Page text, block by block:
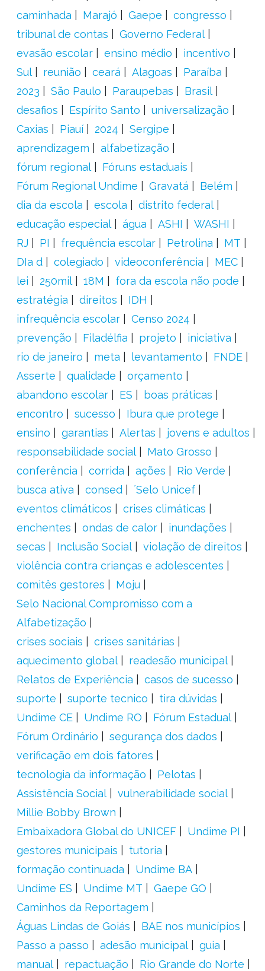
caminhada
Marajó Gaepe
congresso
tribunal de contas
Governo Federal
evasão escolar
ensino médio
incentivo
Sul
reunião ceará Alagoas
Paraíba
2023
São Paulo Paraupebas
Brasil
desafios
Espírito Santo
universalização
Caxias
Piauí 2024
Sergipe
aprendizagem
alfabetização
fórum regional
Fóruns estaduais
Fórum Regional Undime
Gravatá
Belém
dia da escola
escola
distrito federal
educação especial
água ASHI
WASHI
RJ
PI frequência escolar Petrolina
MT
DIa d
colegiado videoconferência
MEC
lei
250mil 18M
fora da escola não pode
estratégia
direitos
IDH
infrequência escolar
Censo 2024
prevenção
Filadélfia projeto
iniciativa
rio de janeiro
meta levantamento
FNDE
Asserte
qualidade
orçamento
abandono escolar
ES
boas práticas
encontro
sucesso
Ibura que protege
ensino
garantias Alertas
jovens e adultos
responsabilidade social
Mato Grosso
conferência
corrida ações
Rio Verde
busca ativa
consed
´Selo Unicef
eventos climáticos
crises climáticas
enchentes
ondas de calor
inundações
secas
Inclusão Social
violação de direitos
violência contra crianças e adolescentes
comitês gestores
Moju
Selo Nacional Compromisso com a
Alfabetização
crises sociais
crises sanitárias
aquecimento global
readesão municipal
Relatos de Experiência
casos de sucesso
suporte
suporte tecnico
tira dúvidas
Undime CE
Undime RO
Fórum Estadual
Fórum Ordinário
segurança dos dados
verificação em dois fatores
tecnologia da informação
Pelotas
Assistência Social
vulnerabilidade social
Millie Bobby Brown
Embaixadora Global do UNICEF
Undime PI
gestores municipais
tutoria
formação continuada
Undime BA
Undime ES
Undime MT
Gaepe GO
Caminhos da Reportagem
Águas Lindas de Goiás
BAE nos municípios
Passo a passo
adesão municipal
guia
manual
repactuação
Rio Grande do Norte